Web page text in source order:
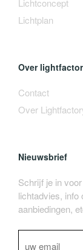
Lichtconcept
Lichtplan
Over
Contact
Over
Nieuwsbrief
Schrijf je in
lichtadvies, info
aanbiedingen,